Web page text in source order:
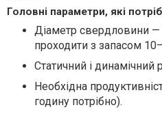
Головні параметри, які
Діаметр свердловини —
проходити з запасом
Статичний і динамічний
Необхідна
годину потрібно).